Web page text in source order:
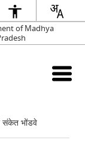
of Madhya
संकेत भोंडवे